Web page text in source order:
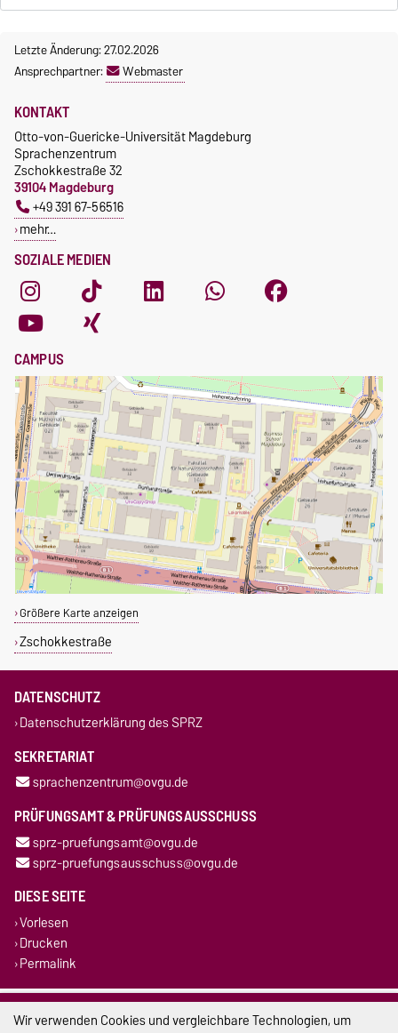
Letzte Änderung: 27.02.2026
Ansprechpartner:
Webmaster
SOZIALE MEDIEN
KONTAKT
Otto-von-Guericke-Universität Magdeburg
Sprachenzentrum
Zschokkestraße 32
39104 Magdeburg
+49 391 67-56516
mehr…
CAMPUS
Größere Karte anzeigen
Zschokkestraße
DATENSCHUTZ
Datenschutzerklärung des SPRZ
SEKRETARIAT
sprachenzentrum@ovgu.de
PRÜFUNGSAMT & PRÜFUNGSAUSSCHUSS
sprz-pruefungsamt@ovgu.de
sprz-pruefungsausschuss@ovgu.de
DIESE SEITE
Vorlesen
Drucken
Permalink
Impressum
Wir verwenden Cookies und vergleichbare Technologien, um